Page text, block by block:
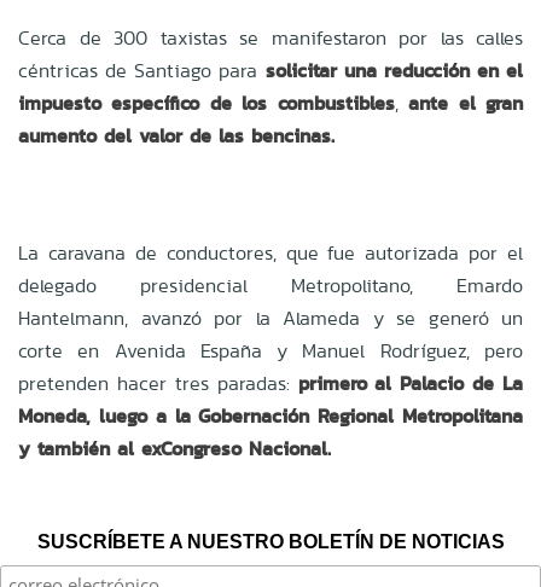
Cerca de 300 taxistas se manifestaron por las calles
céntricas de Santiago para solicitar una reducción en el
impuesto específico de los combustibles,ante el gran
aumento del valor de las bencinas.
La caravana de conductores, quefue autorizada por el
delegado presidencial Metropolitano, Emardo
Hantelmann, avanzó por la Alameda y se generó un
corte en Avenida España y Manuel Rodríguez, pero
pretenden hacer tres paradas: primero al Palacio de La
Moneda, luego a la Gobernación Regional Metropolitana
y también al exCongreso Nacional.
SUSCRÍBETE A NUESTRO BOLETÍN DE NOTICIAS